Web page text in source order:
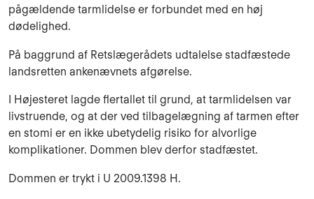
pågældende tarmlidelse er forbundet med en høj
dødelighed.
På baggrund af Retslægerådets udtalelse stadfæstede
landsretten ankenævnets afgørelse.
I Højesteret lagde flertallet til grund, at tarmlidelsen var
livstruende, og at der ved tilbagelægning af tarmen efter
en stomi er en ikke ubetydelig risiko for alvorlige
komplikationer. Dommen blev derfor stadfæstet.
Dommen er trykt i U 2009.1398 H.